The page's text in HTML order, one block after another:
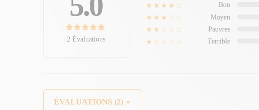
2 Évaluations
★★★★☆
Bon
★★★☆☆
Moyen
★★☆☆☆
Pauvres
★☆☆☆☆
Terrible
ÉVALUATIONS (2)